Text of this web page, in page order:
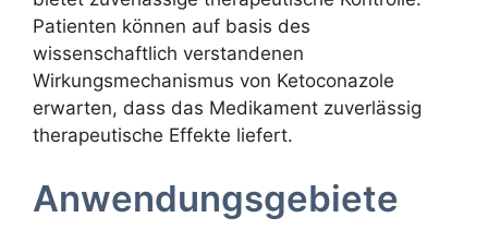
Patienten können auf basis des
wissenschaftlich verstandenen
Wirkungsmechanismus von Ketoconazole
erwarten, dass das Medikament zuverlässig
therapeutische Effekte liefert.
Anwendungsgebiete